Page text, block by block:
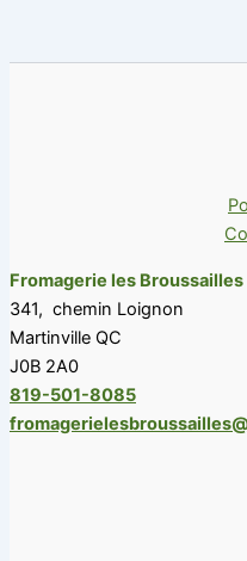
Fromagerie les Broussailles
341, chemin Loignon
Martinville QC
J0B 2A0
819-501-8085